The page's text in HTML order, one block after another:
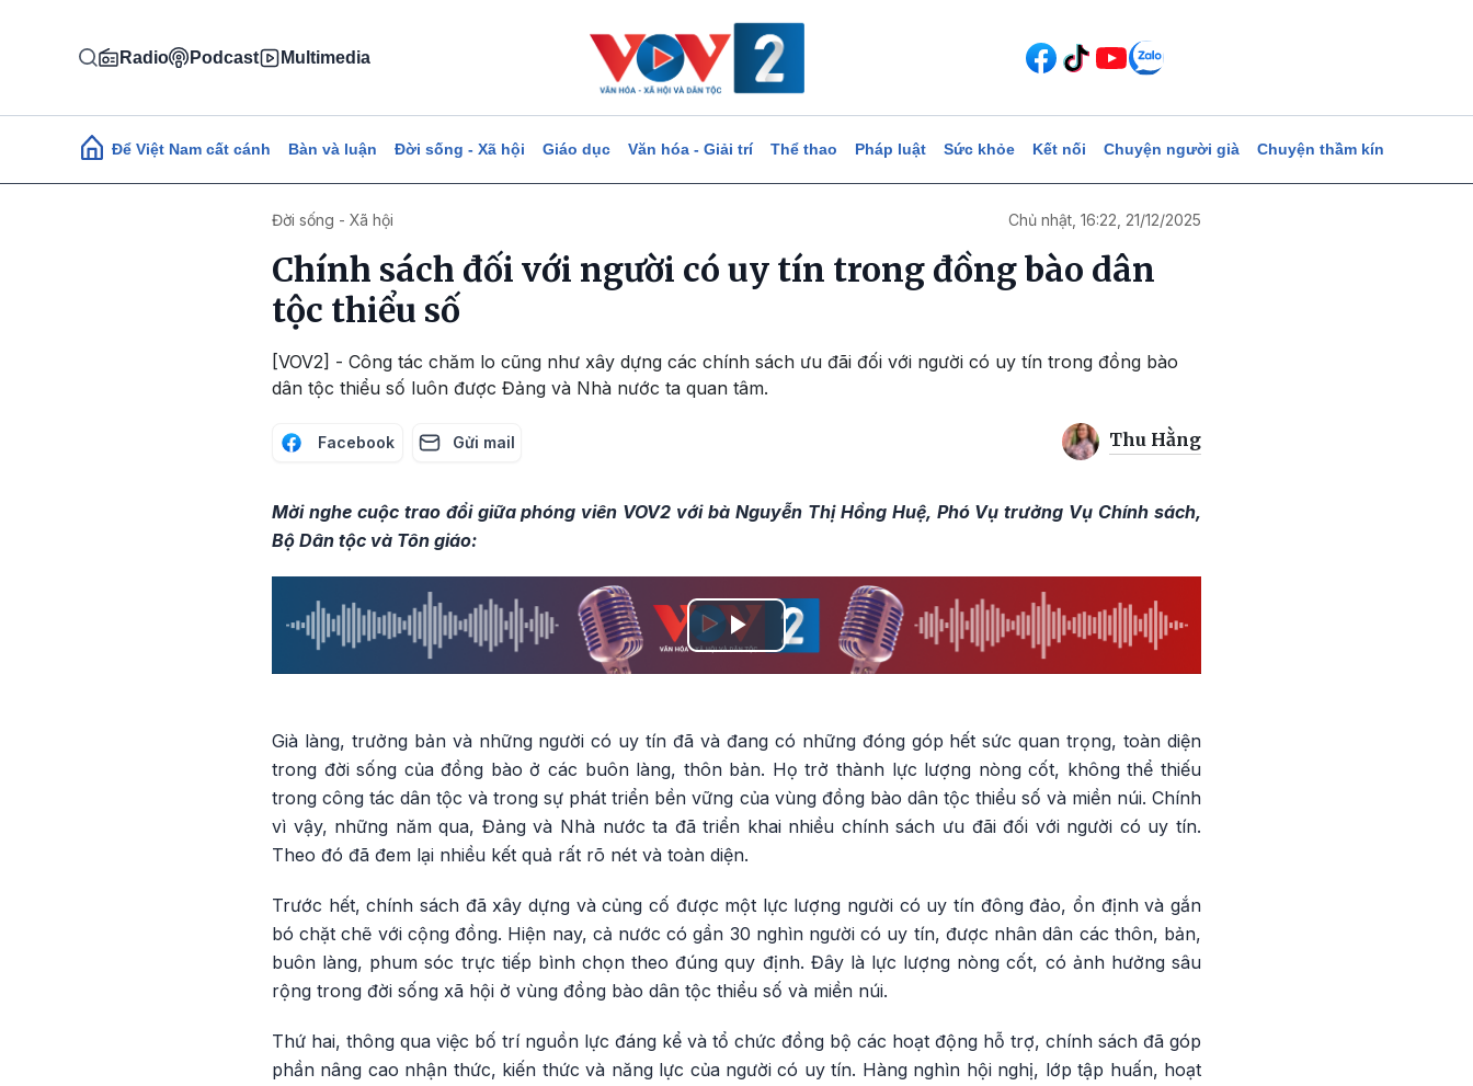
Radio Podcast Multimedia
Main navigation
Để Việt Nam cất cánh Bàn và luận Đời sống - Xã hội Giáo dục Văn hóa - Giải trí Thể thao Pháp luật Sức khỏe Kết nối Chuyện người già Chuyện thầm kín
Đời sống - Xã hội Chủ nhật, 16:22, 21/12/2025
Chính sách đối với người có uy tín trong đồng bào dân
tộc thiểu số
[VOV2] - Công tác chăm lo cũng như xây dựng các chính sách ưu đãi đối với người có uy tín trong đồng bào
dân tộc thiểu số luôn được Đảng và Nhà nước ta quan tâm.
Facebook Gửi mail Thu Hằng
Mời nghe cuộc trao đổi giữa phóng viên VOV2 với bà Nguyễn Thị Hồng Huệ, Phó Vụ trưởng Vụ Chính sách,
Bộ Dân tộc và Tôn giáo:
Play
Già làng, trưởng bản và những người có uy tín đã và đang có những đóng góp hết sức quan trọng, toàn diện
trong đời sống của đồng bào ở các buôn làng, thôn bản. Họ trở thành lực lượng nòng cốt, không thể thiếu
trong công tác dân tộc và trong sự phát triển bền vững của vùng đồng bào dân tộc thiểu số và miền núi. Chính
vì vậy, những năm qua, Đảng và Nhà nước ta đã triển khai nhiều chính sách ưu đãi đối với người có uy tín.
Theo đó đã đem lại nhiều kết quả rất rõ nét và toàn diện.
Trước hết, chính sách đã xây dựng và củng cố được một lực lượng người có uy tín đông đảo, ổn định và gắn
bó chặt chẽ với cộng đồng. Hiện nay, cả nước có gần 30 nghìn người có uy tín, được nhân dân các thôn, bản,
buôn làng, phum sóc trực tiếp bình chọn theo đúng quy định. Đây là lực lượng nòng cốt, có ảnh hưởng sâu
rộng trong đời sống xã hội ở vùng đồng bào dân tộc thiểu số và miền núi.
Thứ hai, thông qua việc bố trí nguồn lực đáng kể và tổ chức đồng bộ các hoạt động hỗ trợ, chính sách đã góp
phần nâng cao nhận thức, kiến thức và năng lực của người có uy tín. Hàng nghìn hội nghị, lớp tập huấn, hoạt